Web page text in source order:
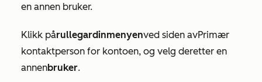
en annen bruker.
Klikk pårullegardinmenyenved siden avPrimær
kontaktperson for kontoen, og velg deretter en
annenbruker.